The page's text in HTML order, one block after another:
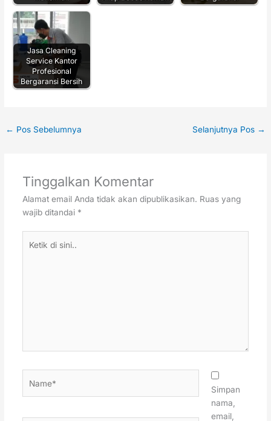
Jasa Cleaning
Service Kantor
Profesional
Bergaransi Bersih
← Pos Sebelumnya Selanjutnya Pos →
Tinggalkan Komentar
Alamat email Anda tidak akan dipublikasikan. Ruas yang
wajib ditandai *
Simpan
nama,
email,